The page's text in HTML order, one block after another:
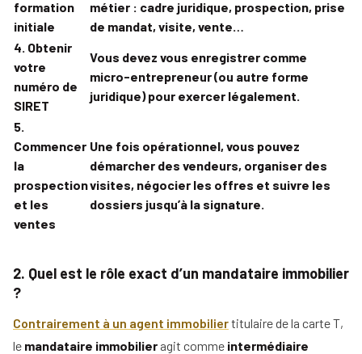
formation
initiale
métier : cadre juridique, prospection, prise
de mandat, visite, vente…
4. Obtenir
votre
numéro de
SIRET
Vous devez vous enregistrer comme
micro-entrepreneur (ou autre forme
juridique) pour exercer légalement.
5.
Commencer
la
prospection
et les
ventes
Une fois opérationnel, vous pouvez
démarcher des vendeurs, organiser des
visites, négocier les offres et suivre les
dossiers jusqu’à la signature.
2. Quel est le rôle exact d’un mandataire immobilier
?
Contrairement à un agent immobiliertitulaire de la carte T,
le mandataire immobilier agit comme intermédiaire